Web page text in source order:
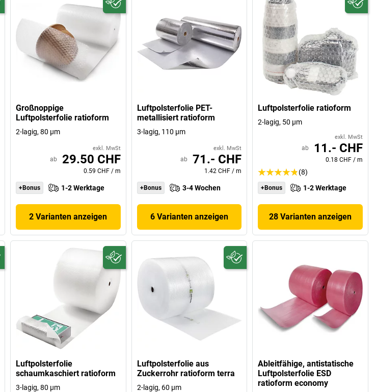
Großnoppige
Luftpolsterfolie ratioform
2-lagig, 80 µm
exkl. MwSt
ab 29.50 CHF
0.59 CHF / m
+Bonus 1-2 Werktage
2 Varianten anzeigen
Luftpolsterfolie PET-
metallisiert ratioform
3-lagig, 110 µm
exkl. MwSt
ab 71.- CHF
1.42 CHF /m
+Bonus 3-4 Wochen
6 Varianten anzeigen
Luftpolsterfolie ratioform
2-lagig, 50 µm
exkl. MwSt
ab 11.- CHF
0.18 CHF / m
(8)
+Bonus 1-2 Werktage
28 Varianten anzeigen
Luftpolsterfolie
schaumkaschiert ratioform
3-lagig, 80 µm
Luftpolsterfolie aus
Zuckerrohr ratioform terra
2-lagig, 60 µm
Ableitfähige, antistatische
Luftpolsterfolie ESD
ratioform economy